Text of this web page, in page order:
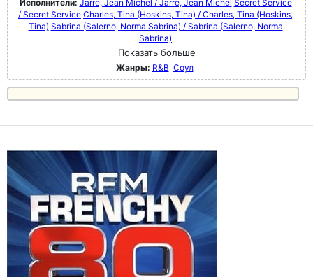
Исполнители: Jarre, Jean Michel / Jarre, Jean Michel Secret Service
/ Secret Service Charles, Tina (Hoskins, Tina) / Charles, Tina (Hoskins,
Tina) Sabrina (Salerno, Norma Sabrina) / Sabrina (Salerno, Norma
Sabrina)
Показать больше
Жанры: R&B Соул